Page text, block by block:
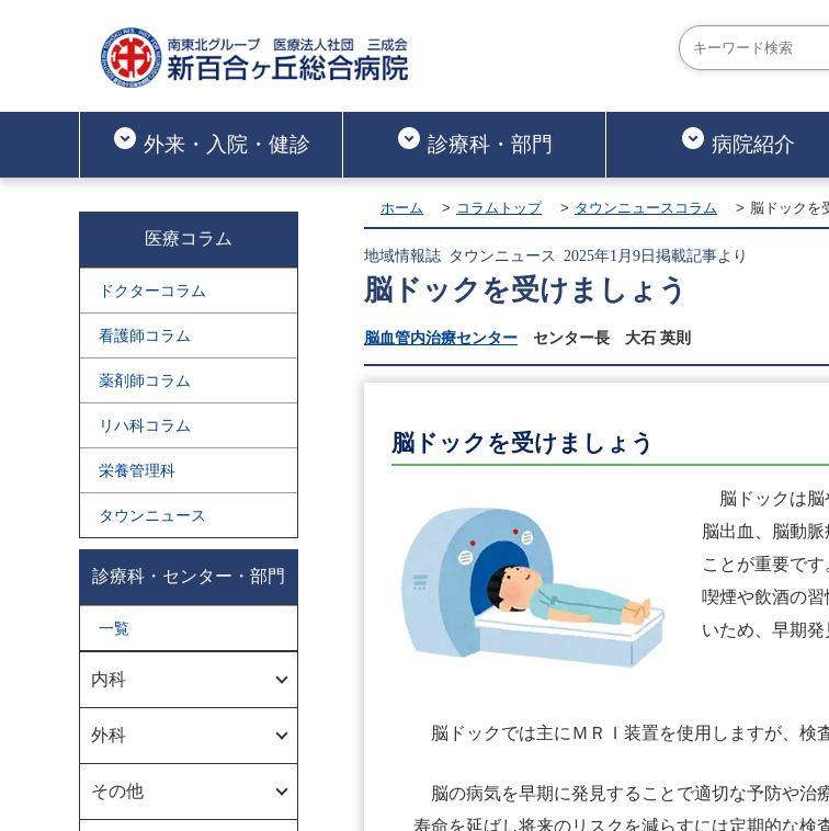
外来・入院・健診 診療科・部門 病院紹介
医療コラム
ドクターコラム
看護師コラム
薬剤師コラム
リハ科コラム
栄養管理科
タウンニュース
診療科・センター・部門
一覧
内科
外科
その他
ホーム コラムトップ タウンニュースコラム 脳ドックを
地域情報誌 タウンニュース 2025年1月9日掲載記事より
脳ドックを受けましょう
脳血管内治療センター センター長 大石 英則
脳ドックを受けましょう
脳ドックは
脳出血、脳動
ことが重要で
喫煙や飲酒の
いため、早期発
脳ドックでは主にＭＲＩ装置を使用しますが、検
脳の病気を早期に発見することで適切な予防や
寿命を延ばし将来のリスクを減らすには定期的な